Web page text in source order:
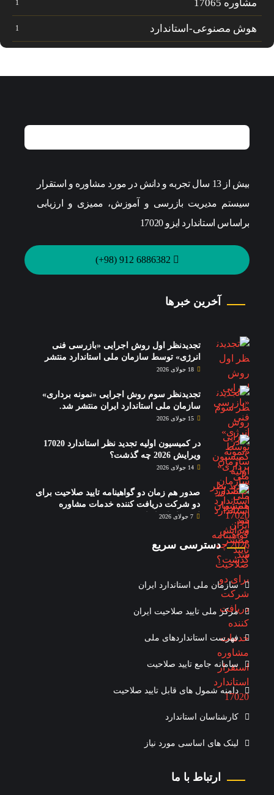
مشاوره 17065 1
هوش مصنوعی-استاندارد 1
بیش از 13 سال تجربه و دانش در مورد مشاوره و استقرار
سیستم مدیریت بازرسی و آموزش، ممیزی و ارزیابی
براساس استاندارد ایزو 17020
6886382 912 (98+)
آخرین خبرها
تجدیدنظر اول روش اجرایی «بازرسی فنی
انرژی» توسط سازمان ملی استاندارد منتشر
شد.
18 جولای 2026
تجدیدنظر سوم روش اجرایی «نمونه برداری»
سازمان ملی استاندارد ایران منتشر شد.
15 جولای 2026
در کمیسیون اولیه تجدید نظر استاندارد 17020
ویرایش 2026 چه گذشت؟
14 جولای 2026
صدور هم زمان دو گواهینامه تایید صلاحیت برای
دو شرکت دریافت کننده خدمات مشاوره
استقرار استاندارد 17020
7 جولای 2026
دسترسی سریع
سازمان ملی استاندارد ایران
مرکز ملی تایید صلاحیت ایران
فهرست استانداردهای ملی
سامانه جامع تایید صلاحیت
دامنه شمول های قابل تایید صلاحیت
کارشناسان استاندارد
لینک های اساسی مورد نیاز
ارتباط با ما